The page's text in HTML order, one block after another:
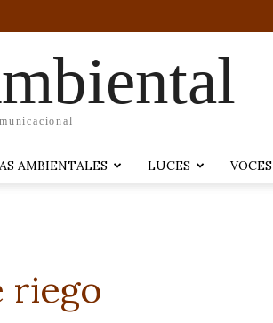
AMBIENTALES LUCES VOCES
riego